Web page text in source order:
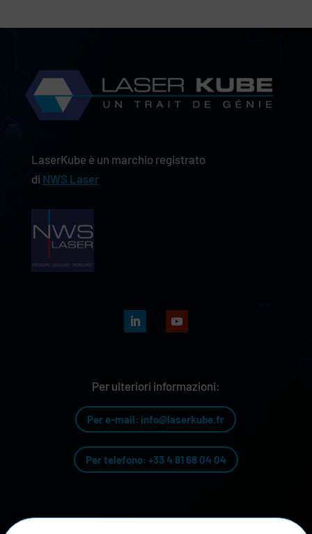
LaserKube è un marchio registrato
di NWS Laser
Per ulteriori informazioni:
Per e-mail: info@laserkube.fr
Per telefono: +33 4 81 68 04 04
La nostra storia